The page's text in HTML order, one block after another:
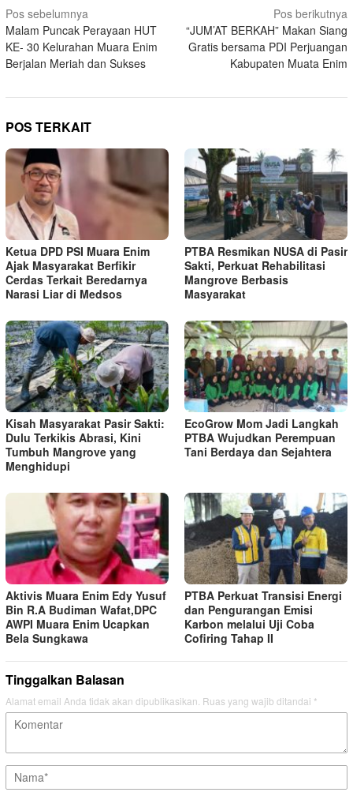
Navigasi
pos
Pos sebelumnya
Malam Puncak Perayaan HUT
KE- 30 Kelurahan Muara Enim
Berjalan Meriah dan Sukses
Pos berikutnya
“JUM’AT BERKAH” Makan Siang
Gratis bersama PDI Perjuangan
Kabupaten Muata Enim
POS TERKAIT
Ketua DPD PSI Muara Enim
Ajak Masyarakat Berfikir
Cerdas Terkait Beredarnya
Narasi Liar di Medsos
PTBA Resmikan NUSA di Pasir
Sakti, Perkuat Rehabilitasi
Mangrove Berbasis
Masyarakat
Kisah Masyarakat Pasir Sakti:
Dulu Terkikis Abrasi, Kini
Tumbuh Mangrove yang
Menghidupi
EcoGrow Mom Jadi Langkah
PTBA Wujudkan Perempuan
Tani Berdaya dan Sejahtera
Aktivis Muara Enim Edy Yusuf
Bin R.A Budiman Wafat,DPC
AWPI Muara Enim Ucapkan
Bela Sungkawa
PTBA Perkuat Transisi Energi
dan Pengurangan Emisi
Karbon melalui Uji Coba
Cofiring Tahap II
Tinggalkan Balasan
Alamat email Anda tidak akan dipublikasikan. Ruas yang wajib ditandai *